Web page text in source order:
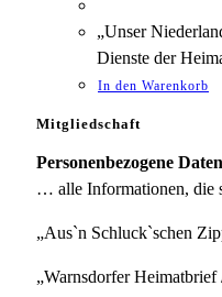
„Unser
Dienste der
In den Warenkorb
Mitgliedschaft
Personenbezogene Daten
… alle Informationen, die
„Aus`n Schluck`schen
„Warnsdorfer